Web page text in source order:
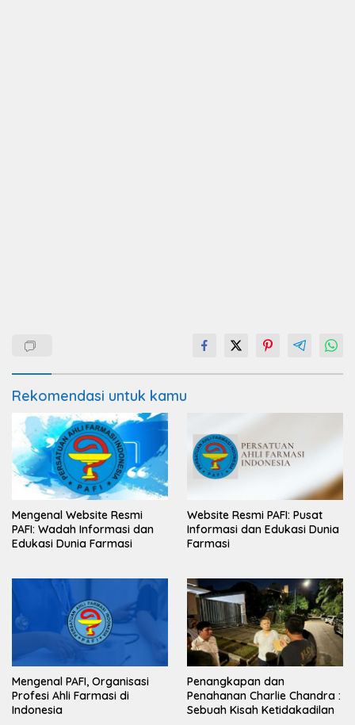
Rekomendasi untuk kamu
Mengenal Website Resmi
PAFI: Wadah Informasi dan
Edukasi Dunia Farmasi
Website Resmi PAFI: Pusat
Informasi dan Edukasi Dunia
Farmasi
Mengenal PAFI, Organisasi
Profesi Ahli Farmasi di
Indonesia
Penangkapan dan
Penahanan Charlie Chandra :
Sebuah Kisah Ketidakadilan